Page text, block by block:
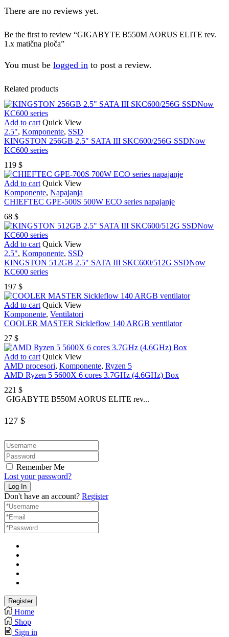
There are no reviews yet.
Be the first to review “GIGABYTE B550M AORUS ELITE rev.
1.x matična ploča”
You must be logged in to post a review.
Related products
Add to cart Quick View
2.5", Komponente, SSD
KINGSTON 256GB 2.5″ SATA III SKC600/256G SSDNow
KC600 series
119 $
Add to cart Quick View
Komponente, Napajanja
CHIEFTEC GPE-500S 500W ECO series napajanje
68 $
Add to cart Quick View
2.5", Komponente, SSD
KINGSTON 512GB 2.5″ SATA III SKC600/512G SSDNow
KC600 series
197 $
Add to cart Quick View
Komponente, Ventilatori
COOLER MASTER Sickleflow 140 ARGB ventilator
27 $
Add to cart Quick View
AMD procesori, Komponente, Ryzen 5
AMD Ryzen 5 5600X 6 cores 3.7GHz (4.6GHz) Box
221 $
GIGABYTE B550M AORUS ELITE rev...
127 $
Remember Me
Lost your password?
Don't have an account? Register
Home
Shop
Sign in